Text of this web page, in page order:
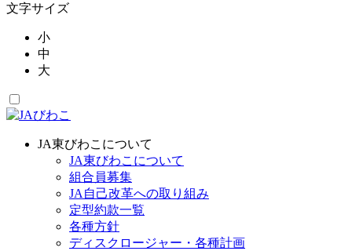
文字サイズ
小
中
大
JA東びわこについて
JA東びわこについて
組合員募集
JA自己改革への取り組み
定型約款一覧
各種方針
ディスクロージャー・各種計画